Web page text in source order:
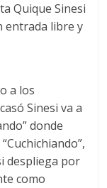
Quique Sinesi
entrada libre y
a los
Sinesi va a
donde
despliega por
como